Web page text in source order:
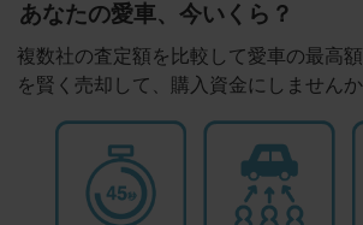
あなたの愛車、今いくら？
複数社の査定額を比較して愛車の最高
を賢く売却して、購入資金にしませんか